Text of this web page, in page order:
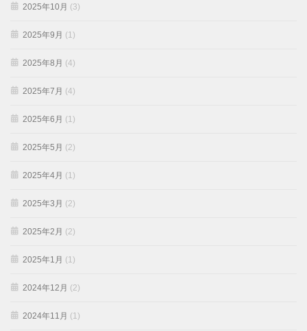
2025年10月 (3)
2025年9月 (1)
2025年8月 (4)
2025年7月 (4)
2025年6月 (1)
2025年5月 (2)
2025年4月 (1)
2025年3月 (2)
2025年2月 (2)
2025年1月 (1)
2024年12月 (2)
2024年11月 (1)